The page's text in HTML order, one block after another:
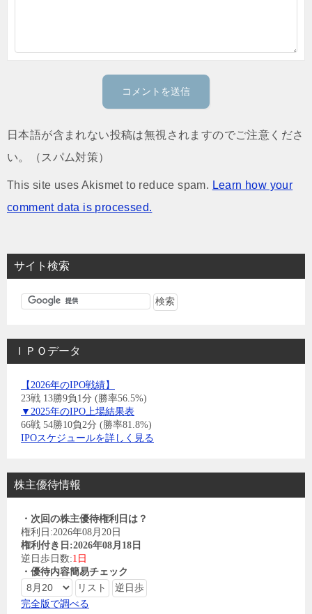
日本語が含まれない投稿は無視されますのでご注意くださ
い。（スパム対策）
This site uses Akismet to reduce spam. Learn how your
comment data is processed.
サイト検索
ＩＰＯデータ
【2026年のIPO戦績】
23戦 13勝9負1分 (勝率56.5%)
▼2025年のIPO上場結果表
66戦 54勝10負2分 (勝率81.8%)
IPOスケジュールを詳しく見る
株主優待情報
・次回の株主優待権利日は？
権利日:2026年08月20日
権利付き日:2026年08月18日
逆日歩日数:1日
・優待内容簡易チェック
完全版で調べる